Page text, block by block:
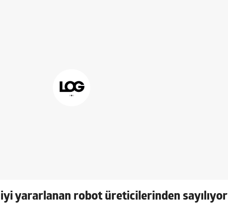
yararlanan robot üreticilerinden sayılıyor